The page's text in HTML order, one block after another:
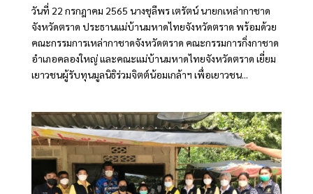
วันที่ 22 กรกฎาคม 2565 นางชุลีพร เตรัตน์ นายกเหล่ากาชาด
จังหวัดตราด ประธานแม่บ้านมหาดไทยจังหวัดตราด พร้อมด้วย
คณะกรรมการเหล่ากาชาดจังหวัดตราด คณะกรรมการกิ่งกาชาด
อำเภอคลองใหญ่ และคณะแม่บ้านมหาดไทยจังหวัดตราด เยี่ยม
เยาวชนผู้รับทุนมูลนิธิร่วมจิตต์น้อมเกล้าฯ เพื่อเยาวชน...